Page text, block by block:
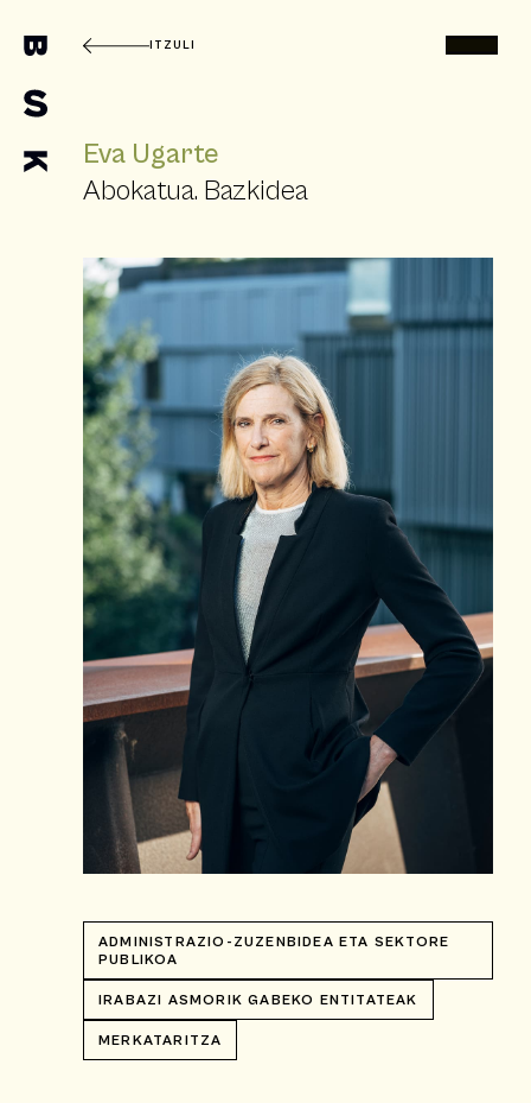
ITZULI
Eva Ugarte
Abokatua. Bazkidea
ADMINISTRAZIO-ZUZENBIDEA ETA SEKTORE
PUBLIKOA
IRABAZI ASMORIK GABEKO ENTITATEAK
MERKATARITZA